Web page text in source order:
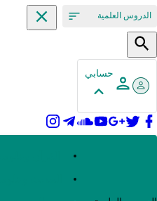
الدروس العلمية
حسابي